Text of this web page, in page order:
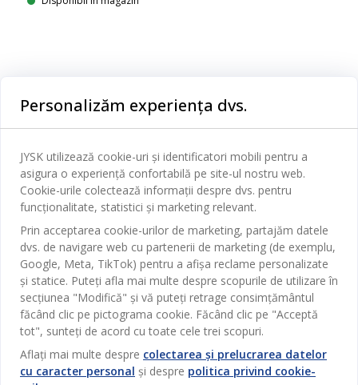
Categorii
Dormitor
Baie
Birou
Bucătărie
Depozitare
Perdele
Grădină
Pentru casă
Serviciul clienți
Contact Relații Clienți
Magazine și program
Broșură
Termeni si conditii vânzări online
Garantia prețului
Garanția Produselor
Politica de confidentialitate
JYSK
Despre JYSK
JYSK.com
Presă
Locuri de muncă
Newsletter
SEDIU CENTRAL
TAROL-DD S.R.L. str. Jubiliara, 41A mun. Chișinău, Republica
Moldova
JYSK BUSINESS TO BUSINESS
Vânzări și relații clienți persoane juridice
Telefon: 060 531 531
JYSK RELAȚII CLIENȚI
Contact Relații Clienți
Telefon: 022 022 030
E-mail: support@jysk.md
Urmărește Jysk
Personalizăm experiența dvs.
JYSK utilizează cookie-uri și identificatori mobili pentru a
asigura o experiență confortabilă pe site-ul nostru web.
Cookie-urile colectează informații despre dvs. pentru
funcționalitate, statistici și marketing relevant.
Prin acceptarea cookie-urilor de marketing, partajăm datele
dvs. de navigare web cu partenerii de marketing (de exemplu,
Google, Meta, TikTok) pentru a afișa reclame personalizate
și statice. Puteți afla mai multe despre scopurile de utilizare în
secțiunea "Modifică" și vă puteți retrage consimțământul
făcând clic pe pictograma cookie. Făcând clic pe "Acceptă
tot", sunteți de acord cu toate cele trei scopuri.
Aflați mai multe despre colectarea și prelucrarea datelor
cu caracter personal și despre politica privind cookie-